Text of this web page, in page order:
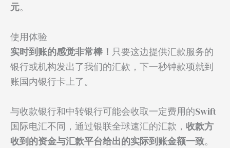
元。
使用体验
实时到账的感觉非常棒！ 只要这边提供汇款服务的
银行或机构发出了我们的汇款，下一秒钟款项就到
账国内银行卡上了。
与收款银行和中转银行可能会收取一定费用的Swift
国际电汇不同，通过银联全球速汇的汇款， 收款方
收到的资金与汇款平台给出的实际到账金额一致。